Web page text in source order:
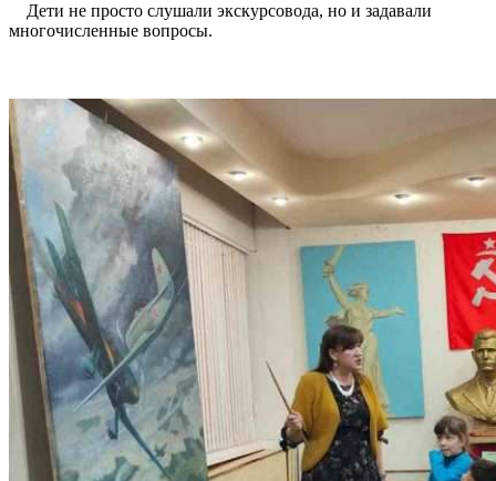
Дети не просто слушали экскурсовода, но и задавали
многочисленные вопросы.